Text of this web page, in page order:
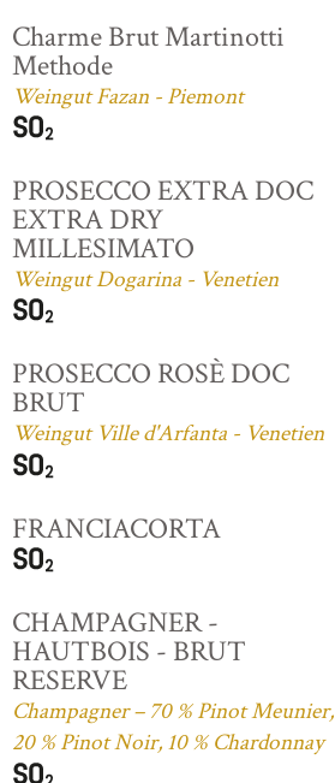
Charme Brut Martinotti
Methode
Weingut Fazan - Piemont
PROSECCO EXTRA DOC
EXTRA DRY
MILLESIMATO
Weingut Dogarina - Venetien
PROSECCO ROSÈ DOC
BRUT
Weingut Ville d'Arfanta - Venetien
FRANCIACORTA
CHAMPAGNER -
HAUTBOIS - BRUT
RESERVE
Champagner – 70 % Pinot Meunier,
20 % Pinot Noir, 10 % Chardonnay